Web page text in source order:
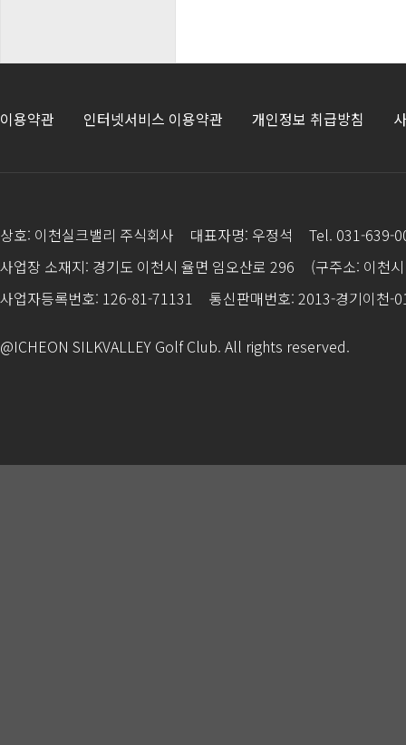
이용약관 인터넷서비스 이용약관 개인정보 취급방침
상호: 이천실크밸리 주식회사 대표자명: 우정석
Tel. 031-639-
사업장 소재지: 경기도 이천시 율면 임오산로 296
(구주소: 이천
사업자등록번호: 126-81-71131
통신판매번호: 2013-경기이천-
@ICHEON SILKVALLEY Golf Club. All rights reserved.